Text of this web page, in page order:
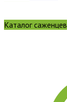
Каталог саженцев